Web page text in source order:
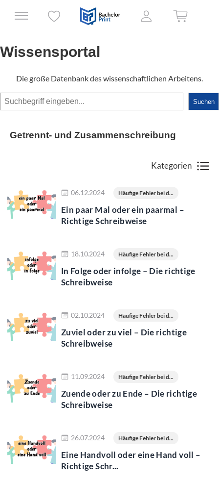
Wissensportal
Die große Datenbank des wissenschaftlichen Arbeitens.
Suchen Suchen
Getrennt- und Zusammenschreibung
Kategorien
06.12.2024 Häufige Fehler bei d...
Ein paar Mal oder ein paarmal –
Richtige Schreibweise
18.10.2024 Häufige Fehler bei d...
In Folge oder infolge – Die richtige
Schreibweise
02.10.2024 Häufige Fehler bei d...
Zuviel oder zu viel – Die richtige
Schreibweise
11.09.2024 Häufige Fehler bei d...
Zuende oder zu Ende – Die richtige
Schreibweise
26.07.2024 Häufige Fehler bei d...
Eine Handvoll oder eine Hand voll –
Richtige Schr...